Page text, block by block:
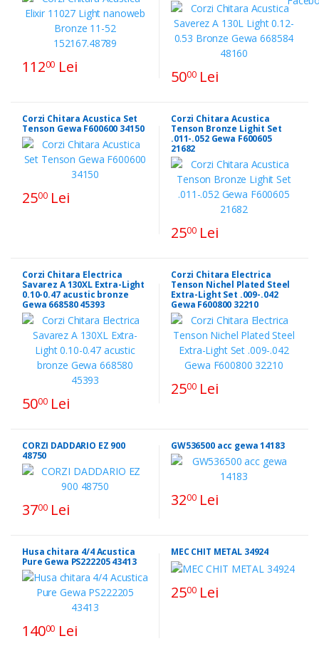
11200 Lei
5000Lei
Corzi Chitara Acustica Set
Tenson Gewa F600600 34150
2500Lei
Corzi Chitara Acustica
Tenson Bronze Lighit Set
.011-.052 Gewa F600605
21682
2500Lei
Corzi Chitara Electrica
Savarez A 130XL Extra-Light
0.10-0.47 acustic bronze
Gewa 668580 45393
5000Lei
Corzi Chitara Electrica
Tenson Nichel Plated Steel
Extra-Light Set .009-.042
Gewa F600800 32210
2500Lei
CORZI DADDARIO EZ 900
48750
3700Lei
GW536500 acc gewa 14183
3200Lei
Husa chitara 4/4 Acustica
Pure Gewa PS222205 43413
14000 Lei
MEC CHIT METAL 34924
2500Lei